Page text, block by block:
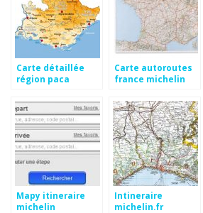
Carte détaillée
région paca
Carte autoroutes
france michelin
Mapy itineraire
michelin
Intineraire
michelin.fr